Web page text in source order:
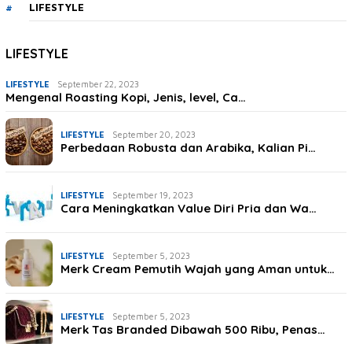
LIFESTYLE
LIFESTYLE
LIFESTYLE September 22, 2023
Mengenal Roasting Kopi, Jenis, level, Ca…
LIFESTYLE September 20, 2023
Perbedaan Robusta dan Arabika, Kalian Pi…
LIFESTYLE September 19, 2023
Cara Meningkatkan Value Diri Pria dan Wa…
LIFESTYLE September 5, 2023
Merk Cream Pemutih Wajah yang Aman untuk…
LIFESTYLE September 5, 2023
Merk Tas Branded Dibawah 500 Ribu, Penas…